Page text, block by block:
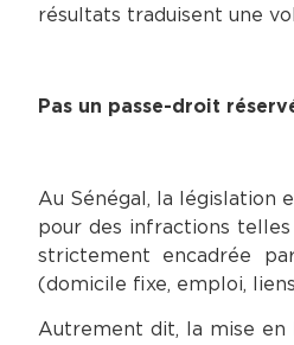
résultats traduisent une
Pas un passe-droit
Au Sénégal, la législation
pour des infractions
strictement encadrée
(domicile fixe, emploi,
Autrement dit, la mise en